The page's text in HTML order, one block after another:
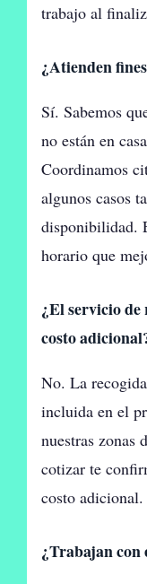
trabajo al
¿Atienden
Sí. Sabemos
no están en
Coordinamos
algunos casos
disponibilidad.
horario que
¿El servicio
costo
No. La
incluida en el
nuestras zonas
cotizar te
costo adicional.
¿Trabajan con